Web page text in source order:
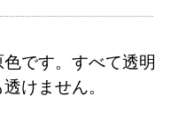
です。すべて透明
けません。